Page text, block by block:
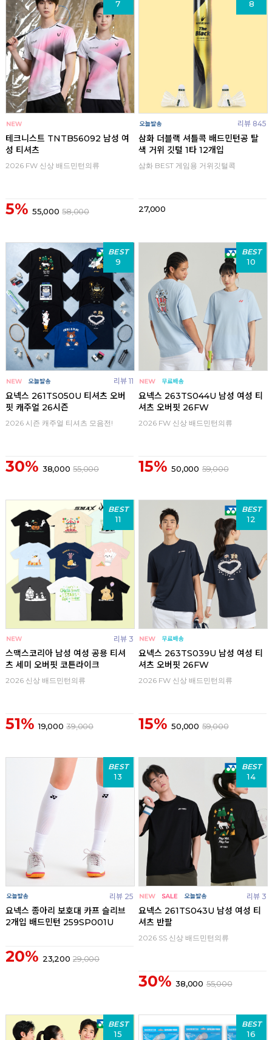
7
테크니스트 TNTB56092 남성 여
성 티셔츠
2026 FW 신상 배드민턴의류
5% 55,000 58,000
8
리뷰 845
삼화 더블랙 셔틀콕 배드민턴공 탈
색 거위 깃털 1타 12개입
삼화 BEST 게임용 거위깃털콕
27,000
BEST
9
리뷰 11
요넥스 261TS050U 티셔츠 오버
핏 캐주얼 26시즌
2026 시즌 캐주얼 티셔츠 모음전!
30% 38,000 55,000
BEST
10
요넥스 263TS044U 남성 여성 티
셔츠 오버핏 26FW
2026 FW 신상 배드민턴의류
15% 50,000 59,000
BEST
11
리뷰 3
스맥스코리아 남성 여성 공용 티셔
츠 세미 오버핏 코튼라이크
2026 신상 배드민턴의류
51% 19,000 39,000
BEST
12
요넥스 263TS039U 남성 여성 티
셔츠 오버핏 26FW
2026 FW 신상 배드민턴의류
15% 50,000 59,000
BEST
13
리뷰 25
요넥스 종아리 보호대 카프 슬리브
2개입 배드민턴 259SP001U
20% 23,200 29,000
BEST
14
리뷰 3
요넥스 261TS043U 남성 여성 티
셔츠 반팔
2026 SS 신상 배드민턴의류
30% 38,000 55,000
BEST
15
BEST
16